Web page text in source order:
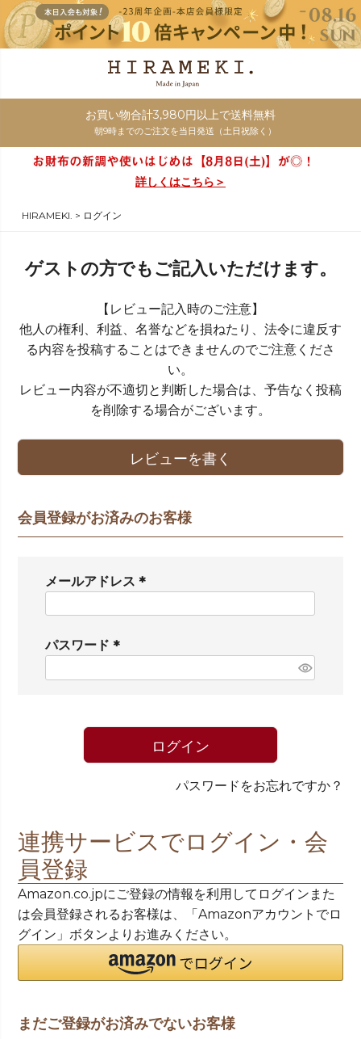
お買い物合計3,980円以上で送料無料
朝9時までのご注文を当日発送（土日祝除く）
詳しくはこちら＞
HIRAMEKI. ログイン
ゲストの方でもご記入いただけます。
【レビュー記入時のご注意】
他人の権利、利益、名誉などを損ねたり、法令に違反す
る内容を投稿することはできませんのでご注意くださ
い。
レビュー内容が不適切と判断した場合は、予告なく投稿
を削除する場合がございます。
レビューを書く
会員登録がお済みのお客様
メールアドレス
パスワード
)
ログイン
パスワードをお忘れですか？
連携サービスでログイン・会
員登録
Amazon.co.jpにご登録の情報を利用してログインまた
は会員登録されるお客様は、「Amazonアカウントでロ
グイン」ボタンよりお進みください。
まだご登録がお済みでないお客様